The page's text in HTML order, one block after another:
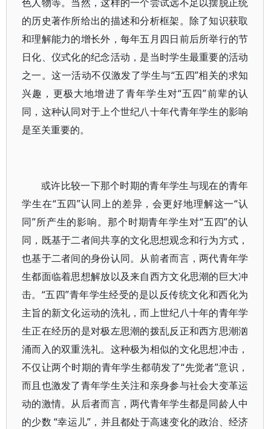
的历史著作所给出的描述和分析框架。除了知识获取
和理解能力的增长外，每年五月四日前后所举行的节
日化、仪式化的纪念活动，是当时学生最重要的活动
之一。这一活动不仅激发了学生与“五四”相关的求知
兴趣，更极大地增进了青年学生对“五四”前辈的认
同，这种认同对于上个世纪八十年代青年学生的影响
是至关重要的。
或许比较一下那个时期的青年学生与现在的青年
学生在“五四”认同上的差异，会更好地理解这一“认
同”所产生的影响。那个时期青年学生对“五四”的认
同，既基于二者间共享的文化思想观念和行为方式，
也基于二者间的身份认同。从前者而言，两代青年学
生都面临着思想解放以及来自西方文化思潮的巨大冲
击。“五四”青年学生经受的是以反传统文化和西化为
主旨的新文化运动的洗礼，而上世纪八十年的青年学
生正在经历的是对极左思潮的拨乱反正和西方思潮汹
涌而入的双重洗礼。这种极为相似的文化思想冲击，
不仅让两个时期的青年学生都萌发了“先觉者”意识，
而且也激发了青年学生关注和亲身参与社会大变革运
动的激情。从后者而言，两代青年学生都是同龄人中
的少数 “幸运儿”，并且都处于高速变化的政治、经济